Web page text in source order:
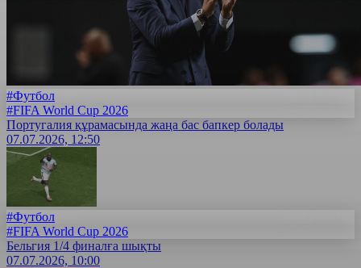
#Футбол
#FIFA World Cup 2026
Португалия құрамасында жаңа бас бапкер болады
07.07.2026, 12:50
#Футбол
#FIFA World Cup 2026
Бельгия 1/4 финалға шықты
07.07.2026, 10:00